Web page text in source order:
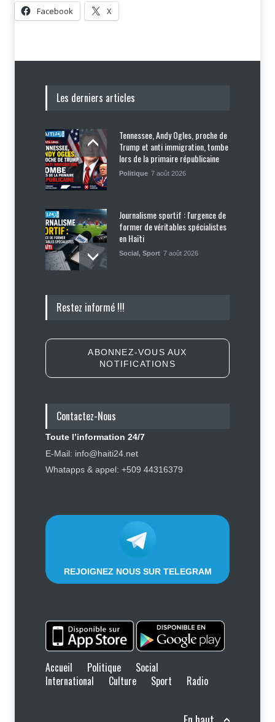
Facebook X
Les derniers articles
Tennessee, Andy Ogles, proche de
Trump et anti immigration, tombe
lors de la primaire républicaine
Politique 7 août 2026
Journalisme sportif : l'urgence de
former de véritables spécialistes
en Haïti
Social, Sport 7 août 2026
internes profitent-elles aux gangs
Affaire Jovenel Moïse : peur
Retards, bagages perdus,
accidents : ce que chaque
Restez informé !!!
ABONNEZ-VOUS AUX
NOTIFICATIONS
Contactez-Nous
Toute l’information 24/7
E-Mail: info@haiti24.net
Whatapps & appel: +509 44316379
REJOIGNEZ NOUS SUR TELEGRAM
Accueil Politique
Social
International
Culture Sport Radio